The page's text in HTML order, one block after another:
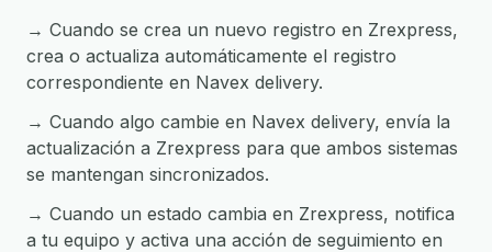
→ Cuando se crea un nuevo registro en Zrexpress,
crea o actualiza automáticamente el registro
correspondiente en Navex delivery.
→ Cuando algo cambie en Navex delivery, envía la
actualización a Zrexpress para que ambos sistemas
se mantengan sincronizados.
→ Cuando un estado cambia en Zrexpress, notifica
a tu equipo y activa una acción de seguimiento en